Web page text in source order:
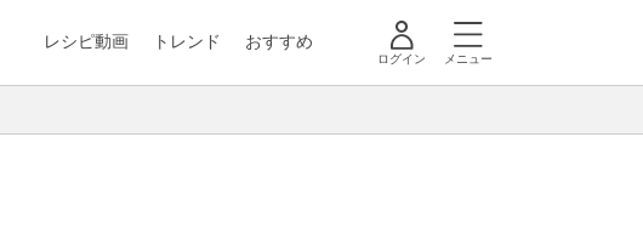
レシピ動画 トレンド おすすめ
ログイン メニュー